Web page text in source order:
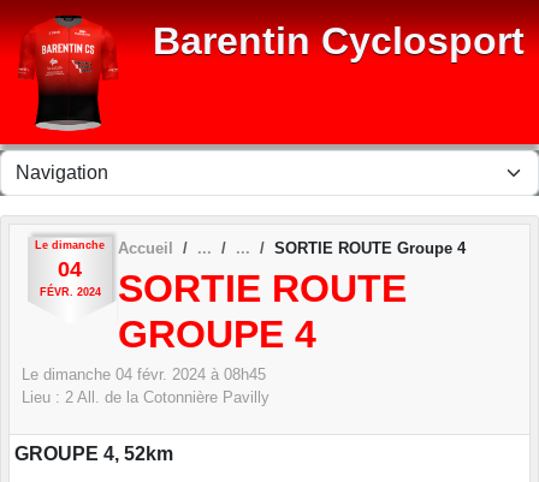
Barentin Cyclosport
Le dimanche
04
FÉVR. 2024
Accueil SORTIE ROUTE Groupe 4
SORTIE ROUTE
GROUPE 4
Le dimanche 04 févr. 2024 à 08h45
Lieu : 2 All. de la Cotonnière Pavilly
GROUPE 4, 52km
Panneau de gestion des cookies